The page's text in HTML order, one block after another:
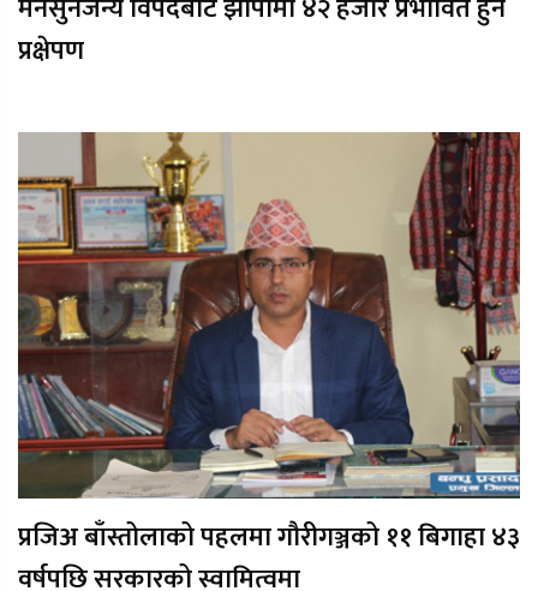
प्रक्षेपण
प्रजिअ बाँस्तोलाको पहलमा गौरीगञ्जको ११ बिगाहा ४३
वर्षपछि सरकारको स्वामित्वमा